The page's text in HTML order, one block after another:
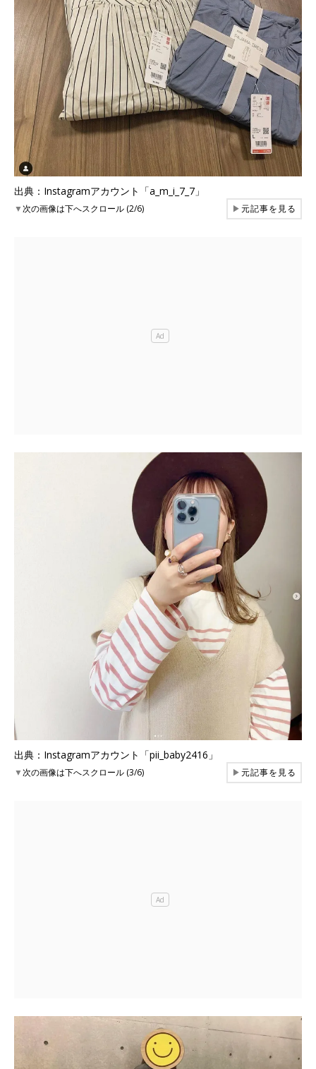
出典：Instagramアカウント「a_m_i_7_7」
▼次の画像は下へスクロール (2/6) ▶元記事を見る
出典：Instagramアカウント「pii_baby2416」
▼次の画像は下へスクロール (3/6) ▶元記事を見る